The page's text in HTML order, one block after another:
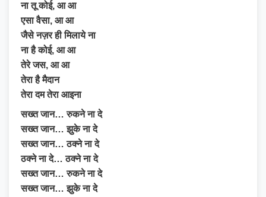
ना तू कोई, आ आ
एसा वैसा, आ आ
जैसे नज़र ही मिलाये ना
ना है कोई, आ आ
तेरे जस, आ आ
तेरा है मैदान
तेरा दम तेरा आइना
सख्त जान… रुकने ना दे
सख्त जान… झुके ना दे
सख्त जान… ठक्ने ना दे
ठक्ने ना दे… ठक्ने ना दे
सख्त जान… रुकने ना दे
सख्त जान… झुके ना दे